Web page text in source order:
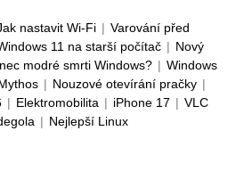
nastavit Wi-Fi | Varování před
11 na starší počítač | Nový
modré smrti Windows? | Windows
| Nouzové otevírání pračky |
| Elektromobilita | iPhone 17 | VLC
| Nejlepší Linux